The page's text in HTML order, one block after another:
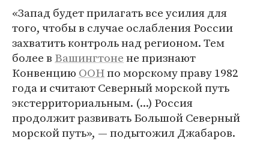
«Запад будет прилагать все усилия для
того, чтобы в случае ослабления России
захватить контроль над регионом. Тем
более в Вашингтонене признают
Конвенцию ООНпо морскому праву 1982
года и считают Северный морской путь
экстерриториальным. (...) Россия
продолжит развивать Большой Северный
морской путь», — подытожил Джабаров.